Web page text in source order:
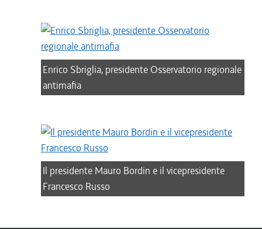
Enrico Sbriglia, presidente Osservatorio regionale
antimafia
Il presidente Mauro Bordin e il vicepresidente
Francesco Russo